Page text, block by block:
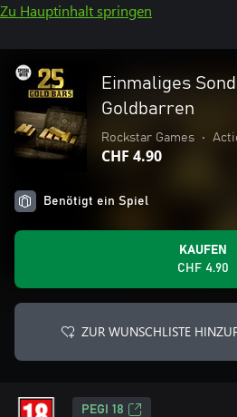
Zu Hauptinhalt springen
Einmaliges
Goldbarren
Rockstar Games •
CHF 4.90
Benötigt ein Spiel
KAUFEN
CHF 4.90
ZUR WUNSCHLISTE
PEGI 18